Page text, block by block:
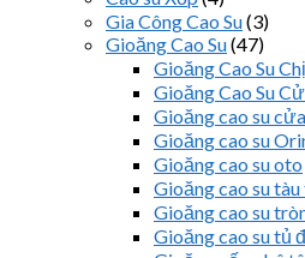
Gia Công Cao Su(3)
Gioăng Cao Su(47)
Gioăng Cao Su
Gioăng Cao Su
Gioăng cao su
Gioăng cao su
Gioăng cao su oto
Gioăng cao su
Gioăng cao su
Gioăng cao su tủ